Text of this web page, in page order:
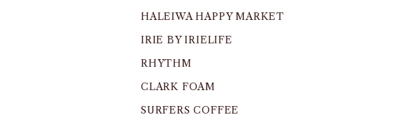
HALEIWA HAPPY MARKET
IRIE BY IRIELIFE
RHYTHM
CLARK FOAM
SURFERS COFFEE